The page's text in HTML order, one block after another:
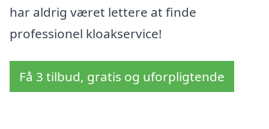
har aldrig været lettere at finde
professionel kloakservice!
Få 3 tilbud, gratis og uforpligtende